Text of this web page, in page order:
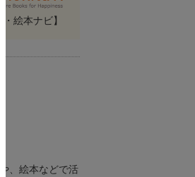
・絵本ナビ】
、絵本などで活